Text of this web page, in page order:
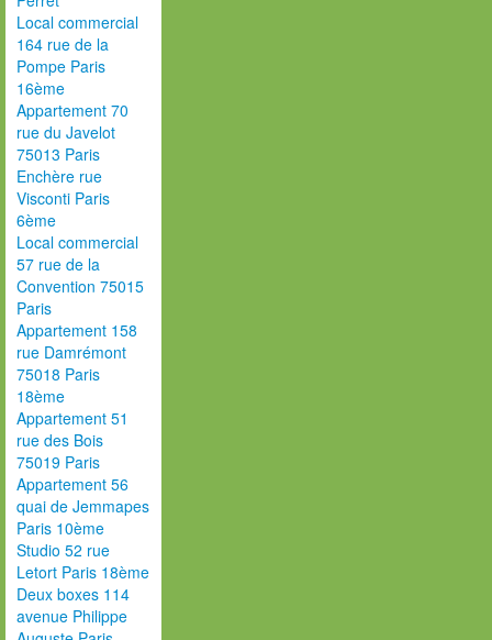
Local commercial
164 rue de la
Pompe Paris
16ème
Appartement 70
rue du Javelot
75013 Paris
Enchère rue
Visconti Paris
6ème
Local commercial
57 rue de la
Convention 75015
Paris
Appartement 158
rue Damrémont
75018 Paris
18ème
Appartement 51
rue des Bois
75019 Paris
Appartement 56
quai de Jemmapes
Paris 10ème
Studio 52 rue
Letort Paris 18ème
Deux boxes 114
avenue Philippe